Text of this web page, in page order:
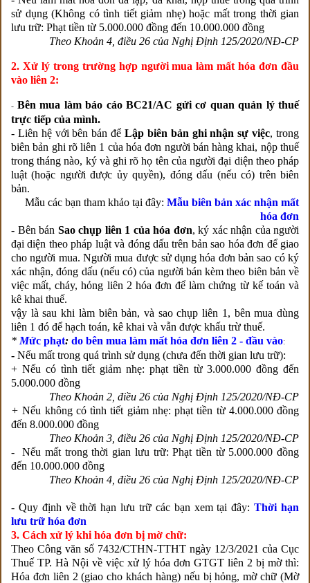
sử dụng (Không có tình tiết giảm nhẹ) hoặc mất trong thời gian
lưu trữ: Phạt tiền từ 5.000.000 đồng đến 10.000.000 đồng
Theo Khoản 4, điều 26 của Nghị Định 125/2020/NĐ-CP
2. Xử lý trong trường hợp người mua làm mất hóa đơn đầu
vào liên 2:
- Bên mua làm báo cáo BC21/AC gửi cơ quan quản lý thuế
trực tiếp của mình.
- Liên hệ với bên bán để Lập biên bản ghi nhận sự việc, trong
biên bản ghi rõ liên 1 của hóa đơn người bán hàng khai, nộp thuế
trong tháng nào, ký và ghi rõ họ tên của người đại diện theo pháp
luật (hoặc người được ủy quyền), đóng dấu (nếu có) trên biên
bản.
Mẫu các bạn tham khảo tại đây: Mẫu biên bản xác nhận mất
hóa đơn
- Bên bán Sao chụp liên 1 của hóa đơn, ký xác nhận của người
đại diện theo pháp luật và đóng dấu trên bản sao hóa đơn để giao
cho người mua. Người mua được sử dụng hóa đơn bản sao có ký
xác nhận, đóng dấu (nếu có) của người bán kèm theo biên bản về
việc mất, cháy, hỏng liên 2 hóa đơn để làm chứng từ kế toán và
kê khai thuế.
vậy là sau khi làm biên bản, và sao chụp liên 1, bên mua dùng
liên 1 đó để hạch toán, kê khai và vẫn được khấu trừ thuế.
* Mức phạt: do bên mua làm mất hóa đơn liên 2 - đầu vào:
- Nếu mất trong quá trình sử dụng (chưa đến thời gian lưu trữ):
+ Nếu có tình tiết giảm nhẹ: phạt tiền từ 3.000.000 đồng đến
5.000.000 đồng
Theo Khoản 2, điều 26 của Nghị Định 125/2020/NĐ-CP
+ Nếu không có tình tiết giảm nhẹ: phạt tiền từ 4.000.000 đồng
đến 8.000.000 đồng
Theo Khoản 3, điều 26 của Nghị Định 125/2020/NĐ-CP
- Nếu mất trong thời gian lưu trữ: Phạt tiền từ 5.000.000 đồng
đến 10.000.000 đồng
Theo Khoản 4, điều 26 của Nghị Định 125/2020/NĐ-CP
- Quy định về thời hạn lưu trữ các bạn xem tại đây:Thời hạn
lưu trữ hóa đơn
3. Cách xử lý khi hóa đơn bị mờ chữ:
Theo Công văn số 7432/CTHN-TTHT ngày 12/3/2021 của Cục
Thuế TP. Hà Nội về việc xử lý hóa đơn GTGT liên 2 bị mờ thì:
Hóa đơn liên 2 (giao cho khách hàng) nếu bị hỏng, mờ chữ (Mờ